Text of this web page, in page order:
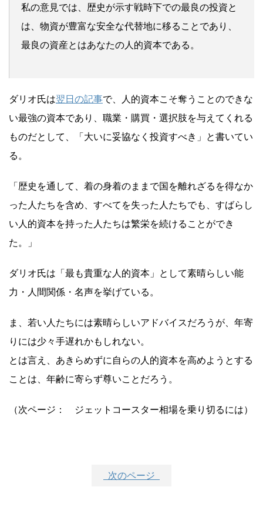
私の意見では、歴史が示す戦時下での最良の投資と
は、物資が豊富な安全な代替地に移ることであり、
最良の資産とはあなたの人的資本である。
ダリオ氏は翌日の記事で、人的資本こそ奪うことのできな
い最強の資本であり、職業・購買・選択肢を与えてくれる
ものだとして、「大いに妥協なく投資すべき」と書いてい
る。
「歴史を通して、着の身着のままで国を離れざるを得なか
った人たちを含め、すべてを失った人たちでも、すばらし
い人的資本を持った人たちは繁栄を続けることができ
た。」
ダリオ氏は「最も貴重な人的資本」として素晴らしい能
力・人間関係・名声を挙げている。
ま、若い人たちには素晴らしいアドバイスだろうが、年寄
りには少々手遅れかもしれない。
とは言え、あきらめずに自らの人的資本を高めようとする
ことは、年齢に寄らず尊いことだろう。
（次ページ： ジェットコースター相場を乗り切るには）
次のページ